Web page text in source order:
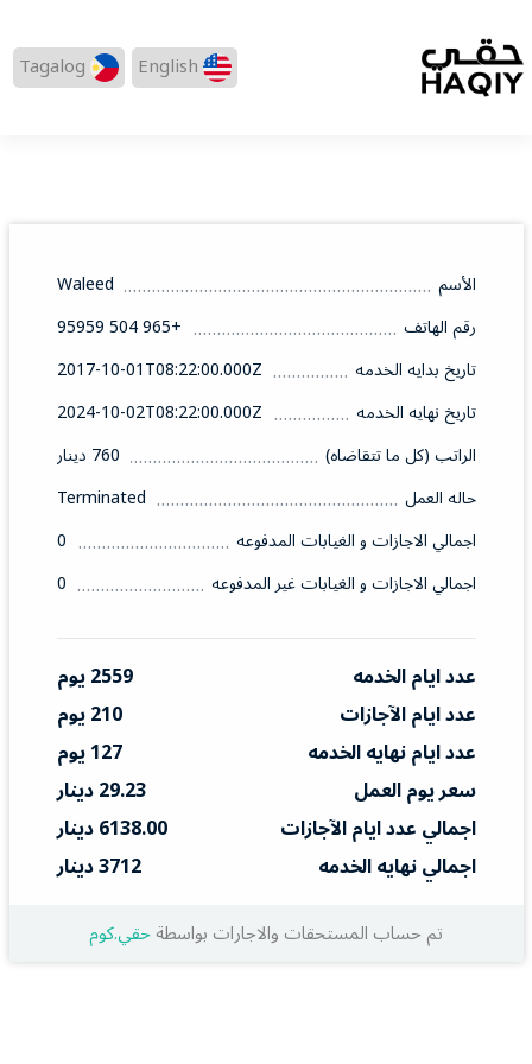
English
Tagalog
الأسم
Waleed
رقم الهاتف
+965 504 95959
تاريخ بدايه الخدمه
2017-10-01T08:22:00.000Z
تاريخ نهايه الخدمه
2024-10-02T08:22:00.000Z
الراتب (كل ما تتقاضاه)
760 دينار
حاله العمل
Terminated
اجمالي الاجازات و الغيابات المدفوعه
0
اجمالي الاجازات و الغيابات غير المدفوعه
0
عدد ايام الخدمه
2559 يوم
عدد ايام الآجازات
210 يوم
عدد ايام نهايه الخدمه
127 يوم
سعر يوم العمل
29.23 دينار
اجمالي عدد ايام الآجازات
6138.00 دينار
اجمالي نهايه الخدمه
3712 دينار
تم حساب المستحقات والاجارات بواسطةحقي.كوم